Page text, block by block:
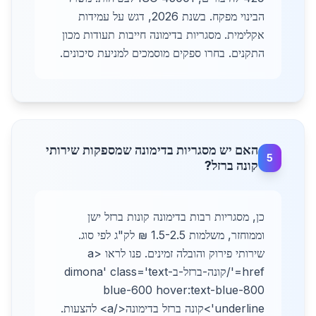
הבינוי מפקח. בשנת 2026, דגש על עמידות
אקלימית. מסגריות בדימונה חייבות תעודות מכון
התקנים. בחרו ספקים מוסמכים למניעת סיכונים.
5
האם יש מסגריות בדימונה שמספקות שירותי
קונה ברזל?
כן, מסגריות רבות בדימונה קונות ברזל ישן
וממוחזר, משלמות 1.5-2.5 ₪ לק"ג לפי סוג.
שירותי פירוק והובלה זמינים. פנו לראו <a
href='/קונה-ברזל-בdimona' class='text-
blue-600 hover:text-blue-800
underline'>קונה ברזל בדימונה</a> להצעות.